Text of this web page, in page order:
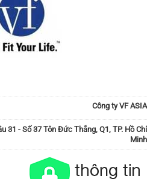
Công ty VF ASIA
31 - Số 37 Tôn Đức Thắng, Q1, TP. Hồ Chí
Minh